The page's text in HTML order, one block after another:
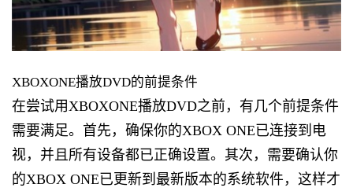
XBOXONE播放DVD的前提条件
在尝试用XBOXONE播放DVD之前，有几个前提条件
需要满足。首先，确保你的XBOX ONE已连接到电
视，并且所有设备都已正确设置。其次，需要确认你
的XBOX ONE已更新到最新版本的系统软件，这样才